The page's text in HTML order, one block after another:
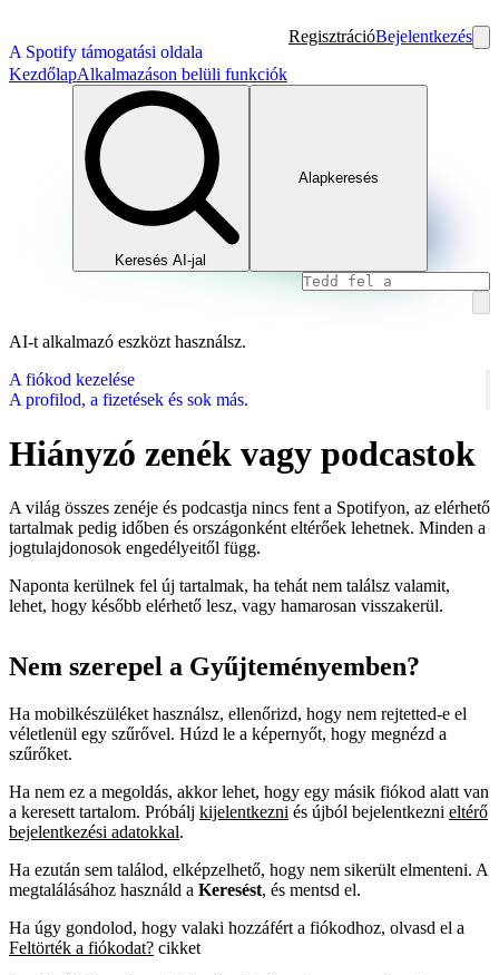
A Spotify támogatási oldala
RegisztrációBejelentkezés
KezdőlapAlkalmazáson belüli funkciók
Keresés AI-jal
Alapkeresés
AI-t alkalmazó eszközt használsz.
A fiókod kezelése
A profilod, a fizetések és sok más.
Hiányzó zenék vagy podcastok
A világ összes zenéje és podcastja nincs fent a Spotifyon, az elérhető
tartalmak pedig időben és országonként eltérőek lehetnek. Minden a
jogtulajdonosok engedélyeitől függ.
Naponta kerülnek fel új tartalmak, ha tehát nem találsz valamit,
lehet, hogy később elérhető lesz, vagy hamarosan visszakerül.
Nem szerepel a Gyűjteményemben?
Ha mobilkészüléket használsz, ellenőrizd, hogy nem rejtetted-e el
véletlenül egy szűrővel. Húzd le a képernyőt, hogy megnézd a
szűrőket.
Ha nem ez a megoldás, akkor lehet, hogy egy másik fiókod alatt van
a keresett tartalom. Próbálj kijelentkezni és újból bejelentkezni eltérő
bejelentkezési adatokkal.
Ha ezután sem találod, elképzelhető, hogy nem sikerült elmenteni. A
megtalálásához használd a Keresést, és mentsd el.
Ha úgy gondolod, hogy valaki hozzáfért a fiókodhoz, olvasd el a
Feltörték a fiókodat? cikket